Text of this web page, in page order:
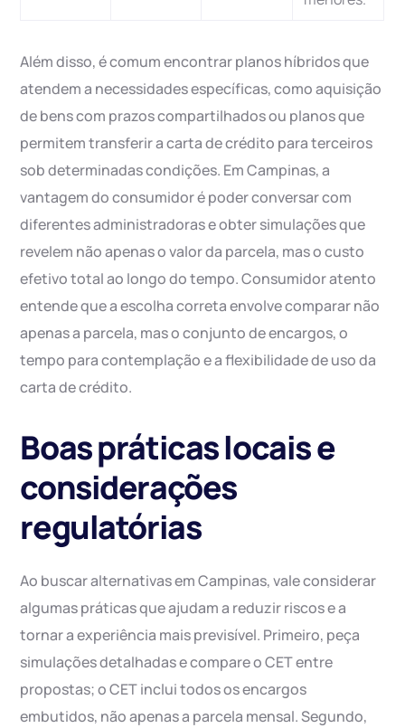
Além disso, é comum encontrar planos híbridos que
atendem a necessidades específicas, como aquisição
de bens com prazos compartilhados ou planos que
permitem transferir a carta de crédito para terceiros
sob determinadas condições. Em Campinas, a
vantagem do consumidor é poder conversar com
diferentes administradoras e obter simulações que
revelem não apenas o valor da parcela, mas o custo
efetivo total ao longo do tempo. Consumidor atento
entende que a escolha correta envolve comparar não
apenas a parcela, mas o conjunto de encargos, o
tempo para contemplação e a flexibilidade de uso da
carta de crédito.
Boas práticas locais e
considerações
regulatórias
Ao buscar alternativas em Campinas, vale considerar
algumas práticas que ajudam a reduzir riscos e a
tornar a experiência mais previsível. Primeiro, peça
simulações detalhadas e compare o CET entre
propostas; o CET inclui todos os encargos
embutidos, não apenas a parcela mensal. Segundo,